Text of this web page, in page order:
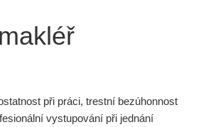
při práci, trestní bezúhonnost
vystupování při jednání